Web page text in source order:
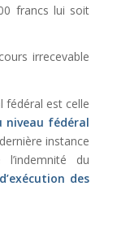
francs lui soit
irrecevable
fédéral est celle
niveau fédéral
instance
du
des